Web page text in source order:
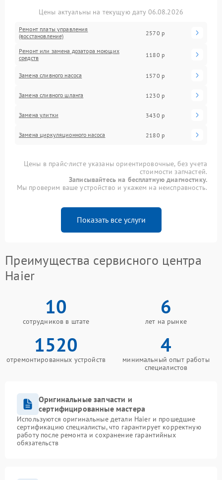
Цены актуальны на текущую дату 06.08.2026
Ремонт платы управления
(восстановление)
2570 р
Ремонт или замена дозатора моющих
средств
1180 р
Замена сливного насоса 1570 р
Замена сливного шланга 1230 р
Замена улитки 3430 р
Замена циркуляционного насоса 2180 р
Цены в прайс-листе указаны ориентировочные, без учета
стоимости запчастей.
Записывайтесь на бесплатную диагностику.
Мы проверим ваше устройство и укажем на неисправность.
Показать все услуги
Преимущества сервисного центра
Haier
10
сотрудников в штате
6
лет на рынке
1520
отремонтированных устройств
4
минимальный опыт работы
специалистов
Оригинальные запчасти и
сертифицированные мастера
Используются оригинальные детали Haier и прошедшие
сертификацию специалисты, что гарантирует корректную
работу после ремонта и сохранение гарантийных
обязательств